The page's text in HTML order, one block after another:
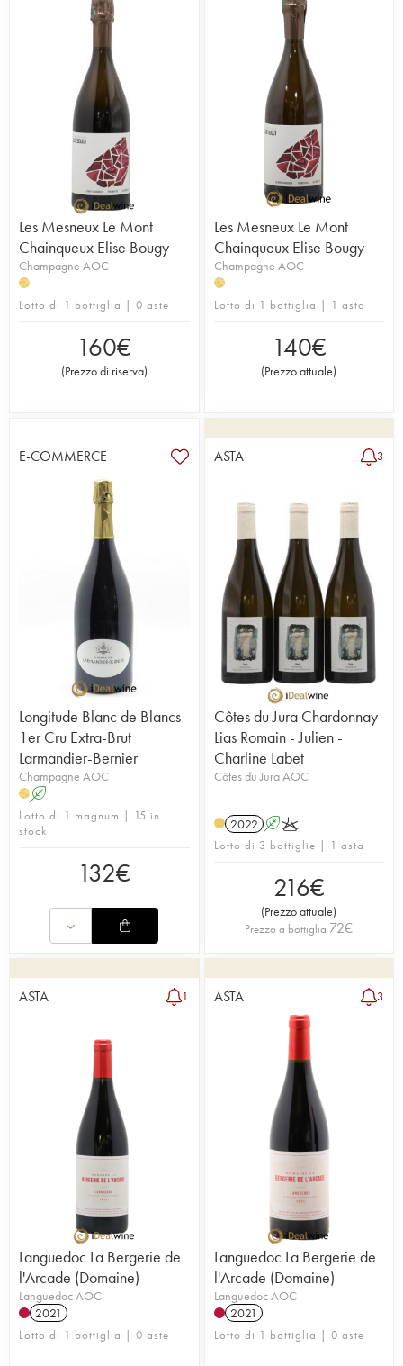
Les Mesneux Le Mont
Chainqueux Elise Bougy
Champagne AOC
H
Lotto di 1 bottiglia | 0 aste
160€
(Prezzo di riserva)
Les Mesneux Le Mont
Chainqueux Elise Bougy
Champagne AOC
H
Lotto di 1 bottiglia | 1 asta
140€
(Prezzo attuale)
E-COMMERCE
Longitude Blanc de Blancs
1er Cru Extra-Brut
Larmandier-Bernier
Champagne AOC
H A
Lotto di 1 magnum | 15 in
stock
132€
ASTA 3
Côtes du Jura Chardonnay
Lias Romain - Julien -
Charline Labet
Côtes du Jura AOC
2022 AK
Lotto di 3 bottiglie | 1 asta
216€
(Prezzo attuale)
Prezzo a bottiglia 72€
ASTA 1
Languedoc La Bergerie de
l'Arcade (Domaine)
Languedoc AOC
2021
Lotto di 1 bottiglia | 0 aste
ASTA 3
Languedoc La Bergerie de
l'Arcade (Domaine)
Languedoc AOC
2021
Lotto di 1 bottiglia | 0 aste